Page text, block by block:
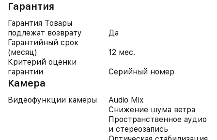
Гарантия
Гарантия Товары
подлежат возврату
Да
Гарантийный срок
(месяц)
12 мес.
Критерий оценки
гарантии
Серийный номер
Камера
Видеофункции камеры
Audio Mix
Снижение шума ветра
Пространственное аудио
и стереозапись